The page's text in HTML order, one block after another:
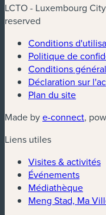
LCTO - Luxembourg
reserved
Conditions
Politique de
Conditions
Déclaration sur
Plan du site
Made bye-connect,
Liens utiles
Visites & activités
Événements
Médiathèque
Meng Stad, Ma